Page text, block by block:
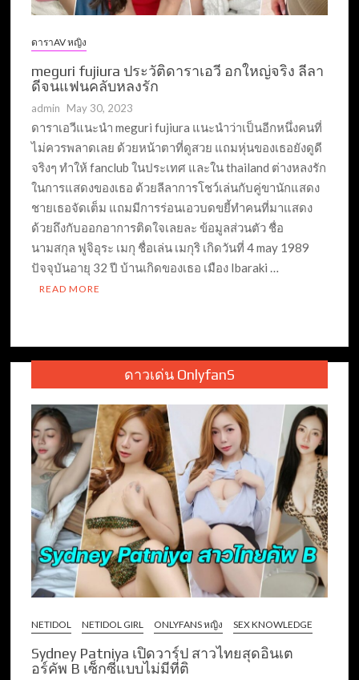
ดาราAV หญิง
meguri fujiura ประวัติดาราเอวี อกใหญ่จริง ลีลา
ดีจนแฟนคลับหลงรัก
admin May 30, 2023
ดาราเอวีแนะนำ meguri fujiura แนะนำว่าเป็นอีกหนึ่งคนที่
ไม่ควรพลาดเลย ด้วยหน้าตาที่ดูสวย แถมหุ่นของเธอยังดูดี
จริงๆ ทำให้ fanclub ในประเทศ และใน thailand ต่างหลงรัก
ในการแสดงของเธอ ด้วยลีลาการโชว์เล่นกับคู่ขานักแสดง
ชายเธอจัดเต็ม แถมมีการร่อนเอวบดขยี้ทำคนที่มาแสดง
ด้วยถึงกับออกอาการติดใจเลยละ ข้อมูลส่วนตัว ชื่อ
นามสกุล ฟูจิอุระ เมกุ ชื่อเล่น เมกุริ เกิดวันที่ 4 may 1989
ปัจจุบันอายุ 32 ปี บ้านเกิดของเธอ เมือง Ibaraki …
READ MORE
ดาวเด่น OnlyfanS
NETIDOL NETIDOL GIRL ONLYFANS หญิง SEX KNOWLEDGE
Sydney Patniya เปิดวาร์ป สาวไทยสุดอินเต
อร์คัพ B เซ็กซี่แบบไม่มีที่ติ